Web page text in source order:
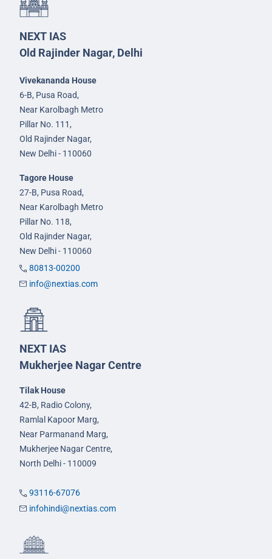
NEXT IAS
Old Rajinder Nagar, Delhi
Vivekananda House
6-B, Pusa Road,
Near Karolbagh Metro
Pillar No. 111,
Old Rajinder Nagar,
New Delhi - 110060
Tagore House
27-B, Pusa Road,
Near Karolbagh Metro
Pillar No. 118,
Old Rajinder Nagar,
New Delhi - 110060
80813-00200
info@nextias.com
NEXT IAS
Mukherjee Nagar Centre
Tilak House
42-B, Radio Colony,
Ramlal Kapoor Marg,
Near Parmanand Marg,
Mukherjee Nagar Centre,
North Delhi - 110009
93116-67076
infohindi@nextias.com